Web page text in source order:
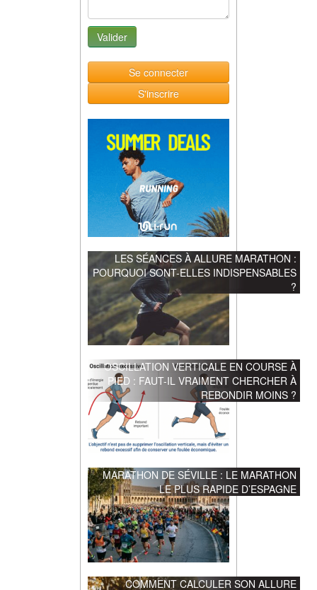
Se connecter
S'inscrire
LES SÉANCES À ALLURE MARATHON :
POURQUOI SONT-ELLES INDISPENSABLES
?
OSCILLATION VERTICALE EN COURSE À
PIED : FAUT-IL VRAIMENT CHERCHER À
REBONDIR MOINS ?
MARATHON DE SÉVILLE : LE MARATHON
LE PLUS RAPIDE D’ESPAGNE
COMMENT CALCULER SON ALLURE